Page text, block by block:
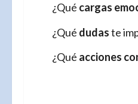
¿Qué cargas
¿Qué dudaste
¿Qué acciones